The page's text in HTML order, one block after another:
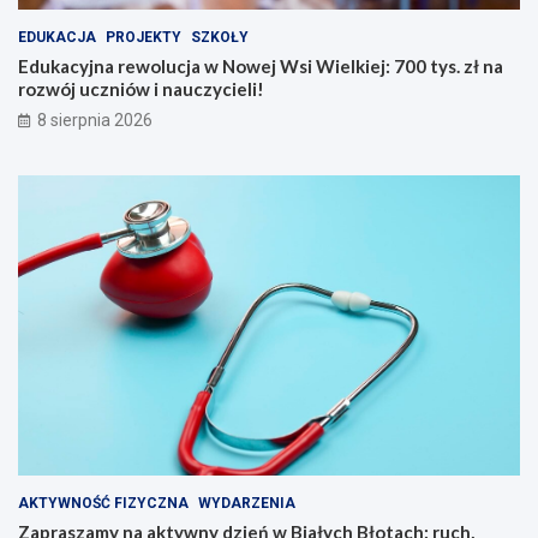
o
w
e
j
W
i
l
t
y
s
i
e
ń
w
B
a
h
r
u
c
EDUKACJA PROJEKTY SZKOŁY
Edukacyjna rewolucja w Nowej Wsi Wielkiej: 700 tys. zł na
rozwój uczniów i nauczycieli!
8 sierpnia 2026
AKTYWNOŚĆ FIZYCZNA WYDARZENIA
Zapraszamy na aktywny dzień w Białych Błotach: ruch,